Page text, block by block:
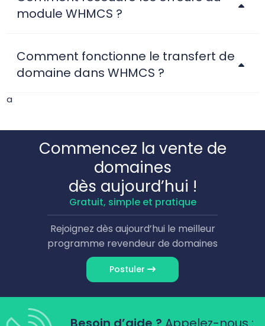
module WHMCS ?
Comment fonctionne le transfert de
domaine dans WHMCS ?
a
Commencez la vente de
domaines
dès aujourd’hui !
Gratuit, simple et pratique
Rejoignez dès aujourd’hui le meilleur
programme revendeur de domaines
Postuler